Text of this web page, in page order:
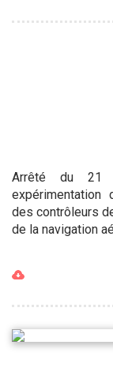
Arrêté du 21
expérimentation
des contrôleurs
de la navigation